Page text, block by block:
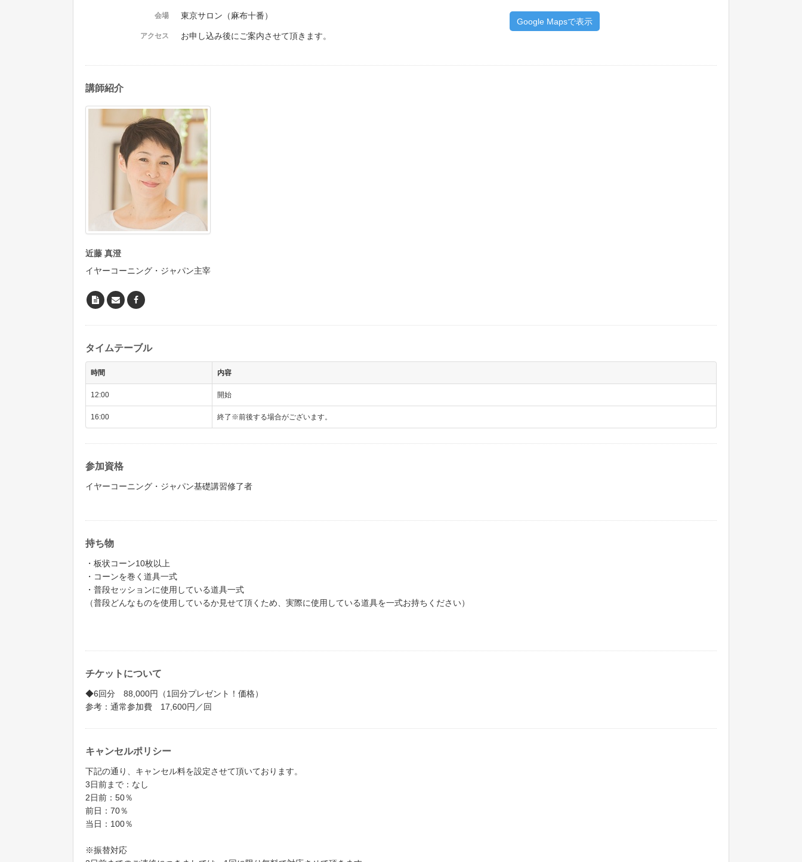
会場 東京サロン（麻布十番）
アクセス お申し込み後にご案内させて頂きます。
Google Mapsで表示
講師紹介
近藤 真澄
イヤーコーニング・ジャパン主宰
タイムテーブル
時間 内容
12:00 開始
16:00 終了※前後する場合がございます。
参加資格
イヤーコーニング・ジャパン基礎講習修了者
持ち物
・板状コーン10枚以上
・コーンを巻く道具一式
・普段セッションに使用している道具一式
（普段どんなものを使用しているか見せて頂くため、実際に使用している道具を一式お持ちください）
チケットについて
◆6回分 88,000円（1回分プレゼント！価格）
参考：通常参加費 17,600円／回
キャンセルポリシー
下記の通り、キャンセル料を設定させて頂いております。
3日前まで：なし
2日前：50％
前日：70％
当日：100％
※振替対応